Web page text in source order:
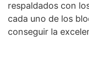
respaldados con
cada uno de los
conseguir la